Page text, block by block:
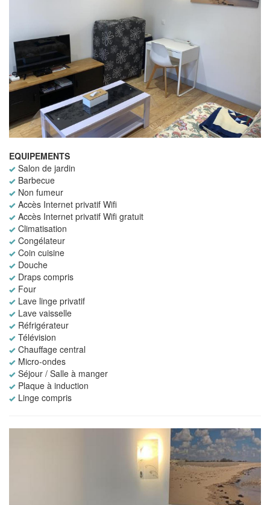
EQUIPEMENTS
Salon de jardin
Barbecue
Non fumeur
Accès Internet privatif Wifi
Accès Internet privatif Wifi gratuit
Climatisation
Congélateur
Coin cuisine
Douche
Draps compris
Four
Lave linge privatif
Lave vaisselle
Réfrigérateur
Télévision
Chauffage central
Micro-ondes
Séjour / Salle à manger
Plaque à induction
Linge compris